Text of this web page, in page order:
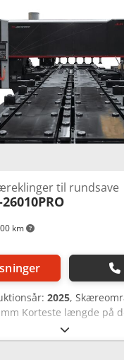
km
til rundsave
26010PRO
2025,
mm Korteste længde på
mm Korteste
400 mm Korteste
40 mm Samlet